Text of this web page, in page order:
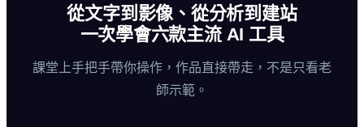
從文字到影像、從分析到建站
一次學會六款主流 AI 工具
課堂上手把手帶你操作，作品直接帶走，不是只看老
師示範。